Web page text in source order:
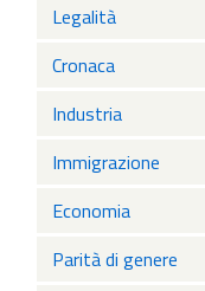
Legalità
Cronaca
Industria
Immigrazione
Economia
Parità di genere